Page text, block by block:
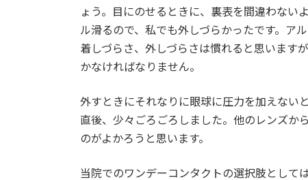
ょう。目にのせるときに、裏表を間違わない
ル滑るので、私でも外しづらかったです。ア
着しづらさ、外しづらさは慣れると思います
かなければなりません。
外すときにそれなりに眼球に圧力を加えない
直後、少々ごろごろしました。他のレンズか
のがよかろうと思います。
当院でのワンデーコンタクトの選択肢として